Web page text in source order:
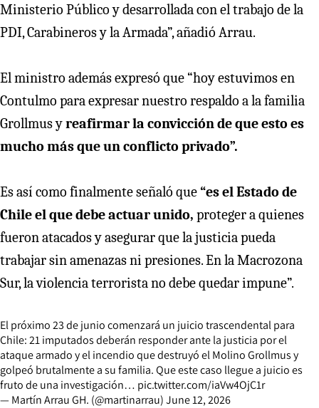
Ministerio Público y desarrollada con el trabajo de la
PDI, Carabineros y la Armada”, añadió Arrau.
El ministro además expresó que “hoy estuvimos en
Contulmo para expresar nuestro respaldo a la familia
Grollmus yreafirmar la convicción de que esto es
mucho más que un conflicto privado”.
Es así como finalmente señaló que“es el Estado de
Chile el que debe actuar unido, proteger a quienes
fueron atacados y asegurar que la justicia pueda
trabajar sin amenazas ni presiones. En la Macrozona
Sur, la violencia terrorista no debe quedar impune”.
El próximo 23 de junio comenzará un juicio trascendental para
Chile: 21 imputados deberán responder ante la justicia por el
ataque armado y el incendio que destruyó el Molino Grollmus y
golpeó brutalmente a su familia. Que este caso llegue a juicio es
fruto de una investigación… pic.twitter.com/iaVw4OjC1r
— Martín Arrau GH. (@martinarrau)June 12, 2026